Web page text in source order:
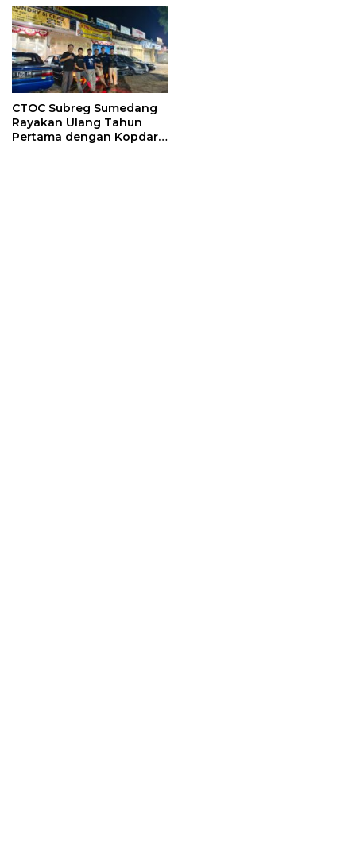
CTOC Subreg Sumedang
Rayakan Ulang Tahun
Pertama dengan Kopdar